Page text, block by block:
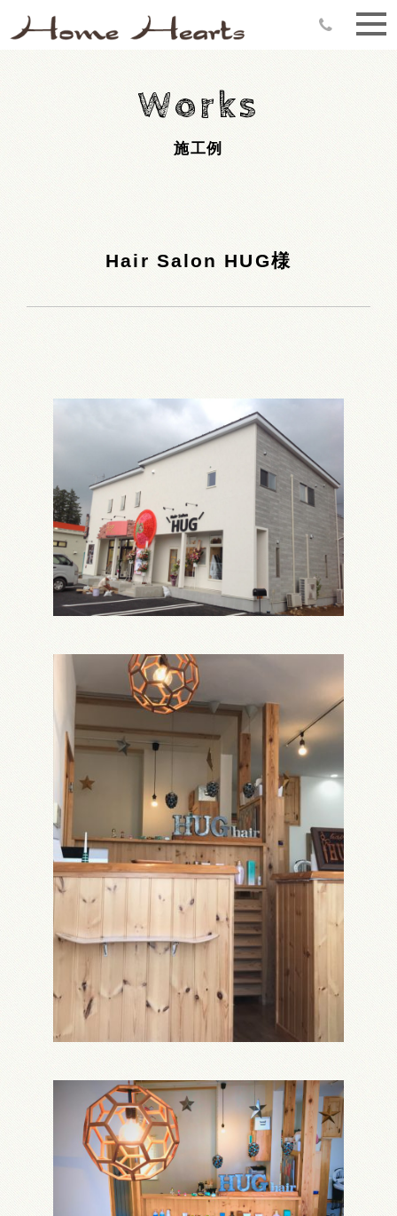
Works
施工例
Hair Salon HUG様